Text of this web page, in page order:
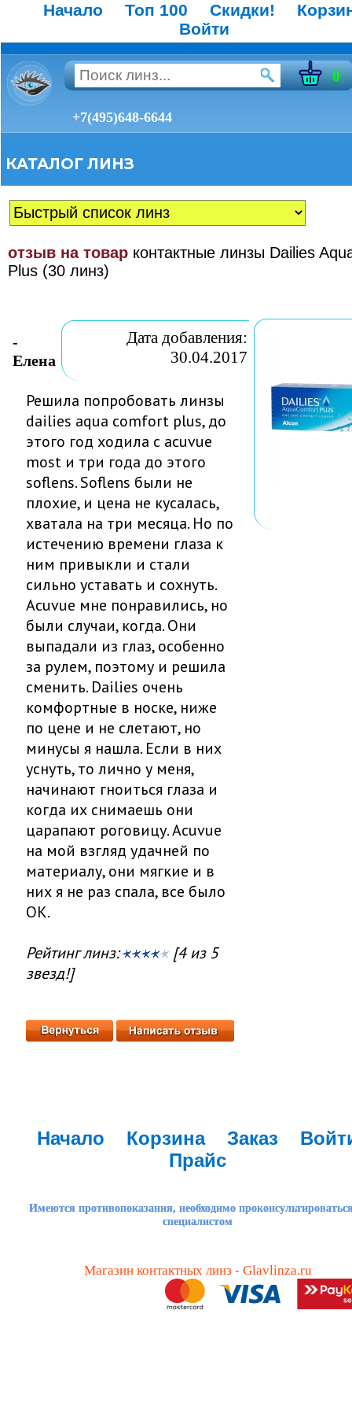
Начало Топ 100 Скидки!
Войти
0
+7(495)648-6644
КАТАЛОГ ЛИНЗ
отзыв на товар контактные линзы Dailies
Plus (30 линз)
-
Елена
Дата добавления:
30.04.2017
Решила попробовать линзы
dailies aqua comfort plus, до
этого год ходила с acuvue
most и три года до этого
soflens. Soflens были не
плохие, и цена не кусалась,
хватала на три месяца. Но по
истечению времени глаза к
ним привыкли и стали
сильно уставать и сохнуть.
Acuvue мне понравились, но
были случаи, когда. Они
выпадали из глаз, особенно
за рулем, поэтому и решила
сменить. Dailies очень
комфортные в носке, ниже
по цене и не слетают, но
минусы я нашла. Если в них
уснуть, то лично у меня,
начинают гноиться глаза и
когда их снимаешь они
царапают роговицу. Acuvue
на мой взгляд удачней по
материалу, они мягкие и в
них я не раз спала, все было
ОК.
Рейтинг линз:
[4 из 5
звезд!]
Начало Корзина Заказ
Прайс
Имеются противопоказания, необходимо
специалистом
Магазин контактных линз - Glavlinza.ru